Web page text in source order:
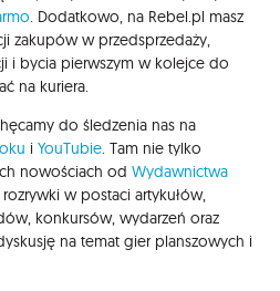
. Dodatkowo, na Rebel.pl masz
zakupów w przedsprzedaży,
i bycia pierwszym w kolejce do
na kuriera.
do śledzenia nas na
i YouTubie . Tam nie tylko
nowościach od Wydawnictwa
rozrywki w postaci artykułów,
konkursów, wydarzeń oraz
na temat gier planszowych i